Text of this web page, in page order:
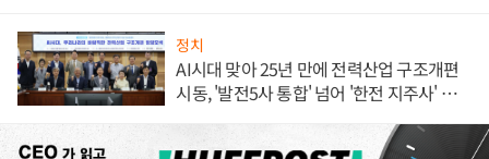
정치
AI시대 맞아 25년 만에 전력산업 구조개편
시동, '발전5사 통합' 넘어 '한전 지주사' 재편